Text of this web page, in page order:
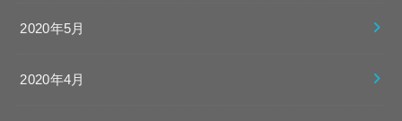
2020年5月
2020年4月